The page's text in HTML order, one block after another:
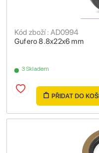
Gufero 8.8x22x6 mm
Kód zboží : AD0994
3 Skladem
PŘIDAT DO